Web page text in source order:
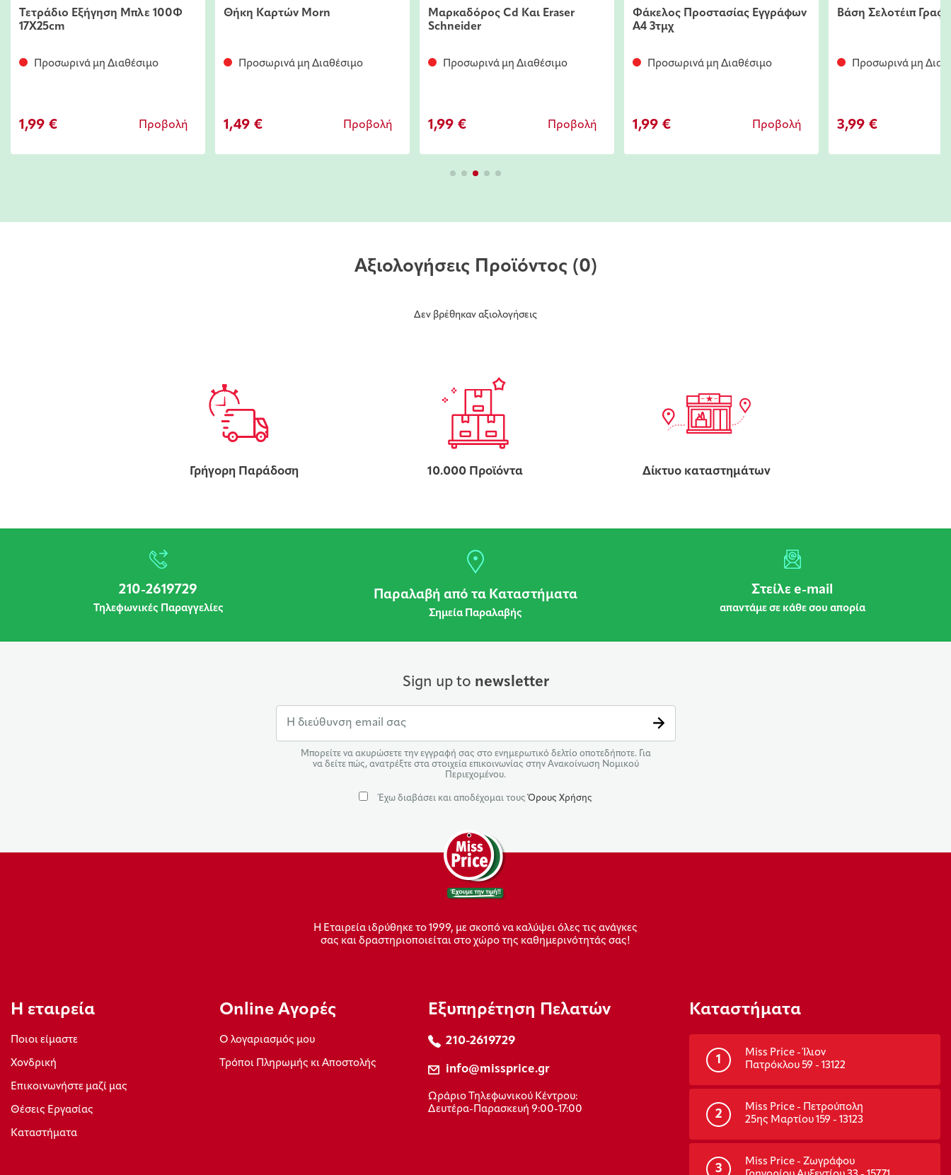
Τετράδιο Εξήγηση Μπλε 100Φ
17Χ25cm
Προσωρινά μη Διαθέσιμο
1,99 € Προβολή
Θήκη Καρτών Morn
Προσωρινά μη Διαθέσιμο
1,49 € Προβολή
Μαρκαδόρος Cd Και Eraser
Schneider
Προσωρινά μη Διαθέσιμο
1,99 € Προβολή
Φάκελος Προστασίας Εγγράφων
Α4 3τμχ
Προσωρινά μη Διαθέσιμο
1,99 € Προβολή
Αξιολογήσεις Προϊόντος (0)
Δεν βρέθηκαν αξιολογήσεις
Γρήγορη Παράδοση 10.000 Προϊόντα Δίκτυο καταστημάτων
210-2619729
Τηλεφωνικές Παραγγελίες
Παραλαβή από τα Καταστήματα
Σημεία Παραλαβής
Στείλε e-mail
απαντάμε σε κάθε σου απορία
Sign up to newsletter
Μπορείτε να ακυρώσετε την εγγραφή σας στο ενημερωτικό δελτίο οποτεδήποτε. Για
να δείτε πώς, ανατρέξτε στα στοιχεία επικοινωνίας στην Ανακοίνωση Νομικού
Περιεχομένου.
Έχω διαβάσει και αποδέχομαι τουςΌρους Χρήσης
Η Εταιρεία ιδρύθηκε το 1999, με σκοπό να καλύψει όλες τις ανάγκες
σας και δραστηριοποιείται στο χώρο της καθημερινότητάς σας!
Η εταιρεία
Ποιοι είμαστε
Xονδρική
Επικοινωνήστε μαζί μας
Θέσεις Εργασίας
Καταστήματα
Οnline Αγορές
Ο λογαριασμός μου
Τρόποι Πληρωμής κι Αποστολής
Εξυπηρέτηση Πελατών
210-2619729
info@missprice.gr
Ωράριο Τηλεφωνικού Κέντρου:
Δευτέρα-Παρασκευή 9:00-17:00
Καταστήματα
1
Miss Price - Ίλιον
Πατρόκλου 59 - 13122
2
Miss Price - Πετρούπολη
25ης Μαρτίου 159 - 13123
3
Miss Price - Ζωγράφου